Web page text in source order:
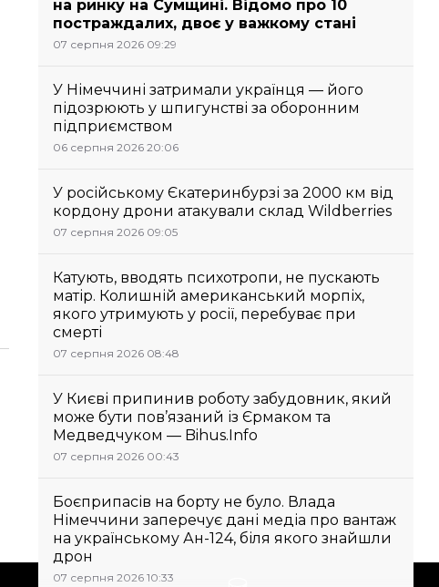
на ринку на Сумщині. Відомо про 10
постраждалих, двоє у важкому стані
07 серпня 2026 09:29
У Німеччині затримали українця — його
підозрюють у шпигунстві за оборонним
підприємством
06 серпня 2026 20:06
У російському Єкатеринбурзі за 2000 км від
кордону дрони атакували склад Wildberries
07 серпня 2026 09:05
Катують, вводять психотропи, не пускають
матір. Колишній американський морпіх,
якого утримують у росії, перебуває при
смерті
07 серпня 2026 08:48
У Києві припинив роботу забудовник, який
може бути пов’язаний із Єрмаком та
Медведчуком — Bihus.Info
07 серпня 2026 00:43
Боєприпасів на борту не було. Влада
Німеччини заперечує дані медіа про вантаж
на українському Ан-124, біля якого знайшли
дрон
07 серпня 2026 10:33